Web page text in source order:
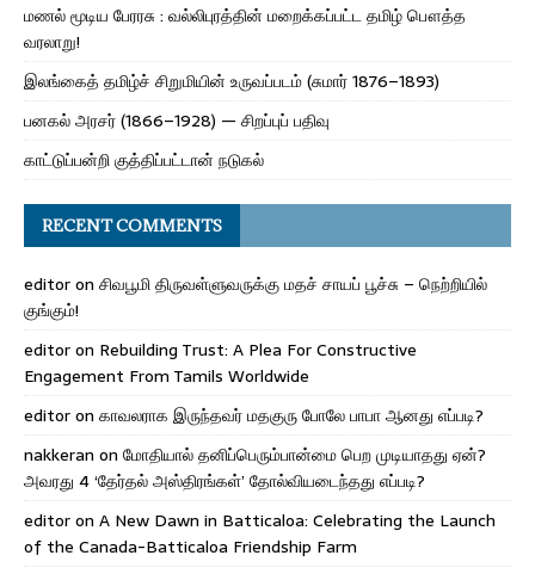
மணல் மூடிய பேரரசு : வல்லிபுரத்தின் மறைக்கப்பட்ட தமிழ் பௌத்த
வரலாறு!
இலங்கைத் தமிழ்ச் சிறுமியின் உருவப்படம் (சுமார் 1876–1893)
பனகல் அரசர் (1866–1928) — சிறப்புப் பதிவு
காட்டுப்பன்றி குத்திப்பட்டான் நடுகல்
RECENT COMMENTS
editoron சிவபூமி திருவள்ளுவருக்கு மதச் சாயப் பூச்சு – நெற்றியில்
குங்கும்!
editoron Rebuilding Trust: A Plea For Constructive
Engagement From Tamils Worldwide
editoron காவலராக இருந்தவர் மதகுரு போலே பாபா ஆனது எப்படி?
nakkeran on மோதியால் தனிப்பெரும்பான்மை பெற முடியாதது ஏன்?
அவரது 4 ‘தேர்தல் அஸ்திரங்கள்’ தோல்வியடைந்தது எப்படி?
editoron A New Dawn in Batticaloa: Celebrating the Launch
of the Canada-Batticaloa Friendship Farm